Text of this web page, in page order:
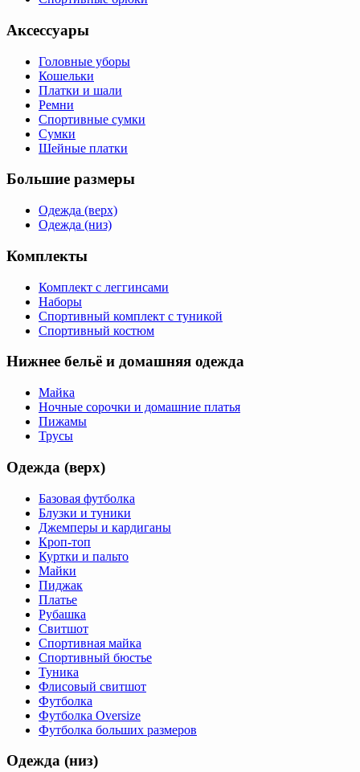
Аксессуары
Головные уборы
Кошельки
Платки и шали
Ремни
Спортивные сумки
Сумки
Шейные платки
Большие размеры
Одежда (верх)
Одежда (низ)
Комплекты
Комплект с леггинсами
Наборы
Спортивный комплект с туникой
Спортивный костюм
Нижнее бельё и домашняя одежда
Майка
Ночные сорочки и домашние платья
Пижамы
Трусы
Одежда (верх)
Базовая футболка
Блузки и туники
Джемперы и кардиганы
Кроп-топ
Куртки и пальто
Майки
Пиджак
Платье
Рубашка
Свитшот
Спортивная майка
Спортивный бюстье
Туника
Флисовый свитшот
Футболка
Футболка Oversize
Футболка больших размеров
Одежда (низ)